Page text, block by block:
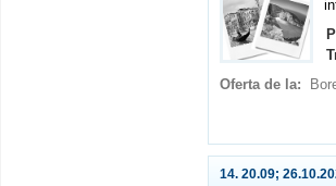
Oferta de la:
14. 20.09;